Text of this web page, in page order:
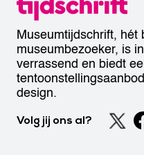
Museumtijdschrift, hét
museumbezoeker, is
verrassend en biedt
design.
Volg jij ons al?